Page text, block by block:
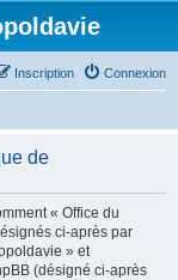
Connexion
Inscription
de
« Office du
ci-après par
» et
(désigné ci-après